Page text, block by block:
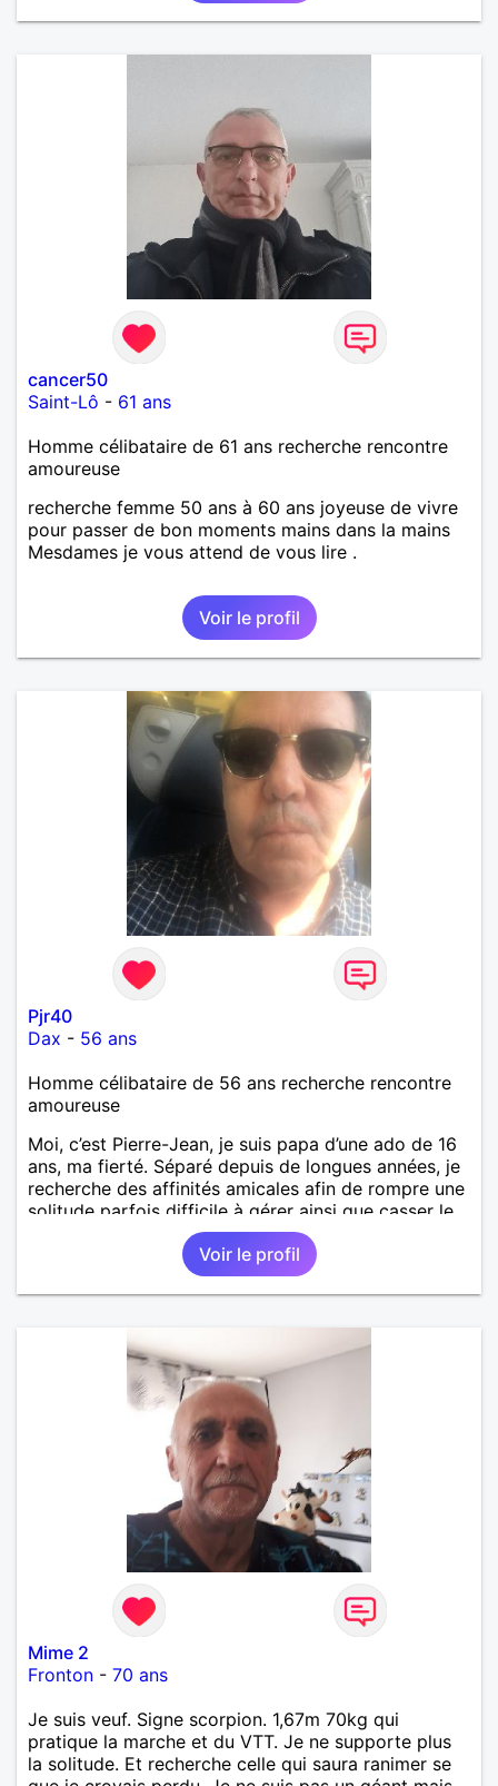
cancer50
Saint-Lô - 61 ans
Homme célibataire de 61 ans recherche rencontre
amoureuse
recherche femme 50 ans à 60 ans joyeuse de vivre
pour passer de bon moments mains dans la mains
Mesdames je vous attend de vous lire .
Voir le profil
Pjr40
Dax - 56 ans
Homme célibataire de 56 ans recherche rencontre
amoureuse
Moi, c’est Pierre-Jean, je suis papa d’une ado de 16
ans, ma fierté. Séparé depuis de longues années, je
recherche des affinités amicales afin de rompre une
solitude parfois difficile à gérer ainsi que casser le
vague à l’âme. L’amitié reste extrêmement
importante à mes yeux mais peut se décliner en des
sentiments plus puissants. « Le temps fera son
œuvre » disait Arthur Schopenhauer, philosophe
autant être trop locace. Je suis bourré de qualités
avec très peu de défauts. Je suis altruiste,
bienveillant, empathique, attentionné, honnête,
respectueux, doux de caractère et compréhensif : je
laisse « glisser » beaucoup de choses. Mais ne vous
m’éprenez pas Mesdames, si une personne que
j’aime me trahit une fois, il n’y aura pas de seconde
chance et je l’effacerai à « vitam eternam ».
Néanmoins, je suis un tout petit peu maniaque ainsi
qu’impatient. J’essaye de faire des efforts. Rien de
bien dramatique ! Du moins je le pense……Je suis un
homme facile à vivre. À vous si vous le souhaitez,
d’apprendre à me connaître davantage. J’en serai
ravi….A très bientôt je l’espère.
Voir le profil
Mime 2
Fronton - 70 ans
Je suis veuf. Signe scorpion. 1,67m 70kg qui
pratique la marche et du VTT. Je ne supporte plus
la solitude. Et recherche celle qui saura ranimer se